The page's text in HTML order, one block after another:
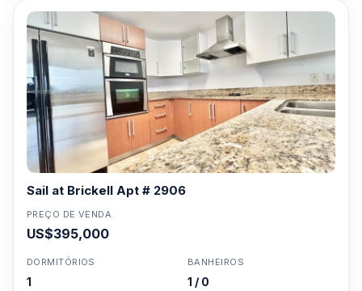
Sail at Brickell Apt # 2906
PREÇO DE VENDA
US$395,000
DORMITÓRIOS
1
BANHEIROS
1 / 0